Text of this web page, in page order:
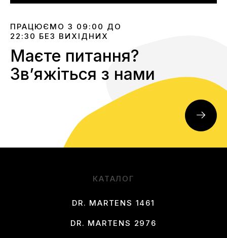
ПРАЦЮЄМО З 09:00 ДО
22:30 БЕЗ ВИХІДНИХ
Маєте питання?
Звʼяжіться з нами
КАТАЛОГ
DR. MARTENS 1461
DR. MARTENS 2976